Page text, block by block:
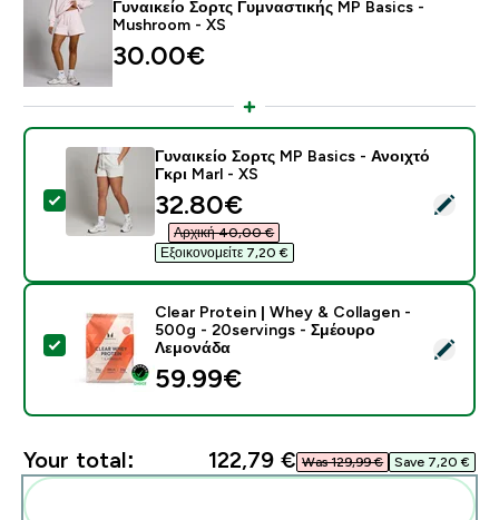
Γυναικείο Σορτς Γυμναστικής MP Basics -
Mushroom - XS
30.00€‎
Select this product - Γυναικείο Σορτς MP Basics -
Γυναικείο Σορτς MP Basics - Ανοιχτό
Γκρι Marl - XS
discounted price
32.80€‎
Αρχική 40,00 €‎
Εξοικονομείτε 7,20 €‎
Select this product - Clear Protein | Whey &
Clear Protein | Whey & Collagen -
500g - 20servings - Σμέουρο
Λεμονάδα
59.99€‎
Your total: 122,79 €‎ Was 129,99 €‎ Save 7,20 €‎